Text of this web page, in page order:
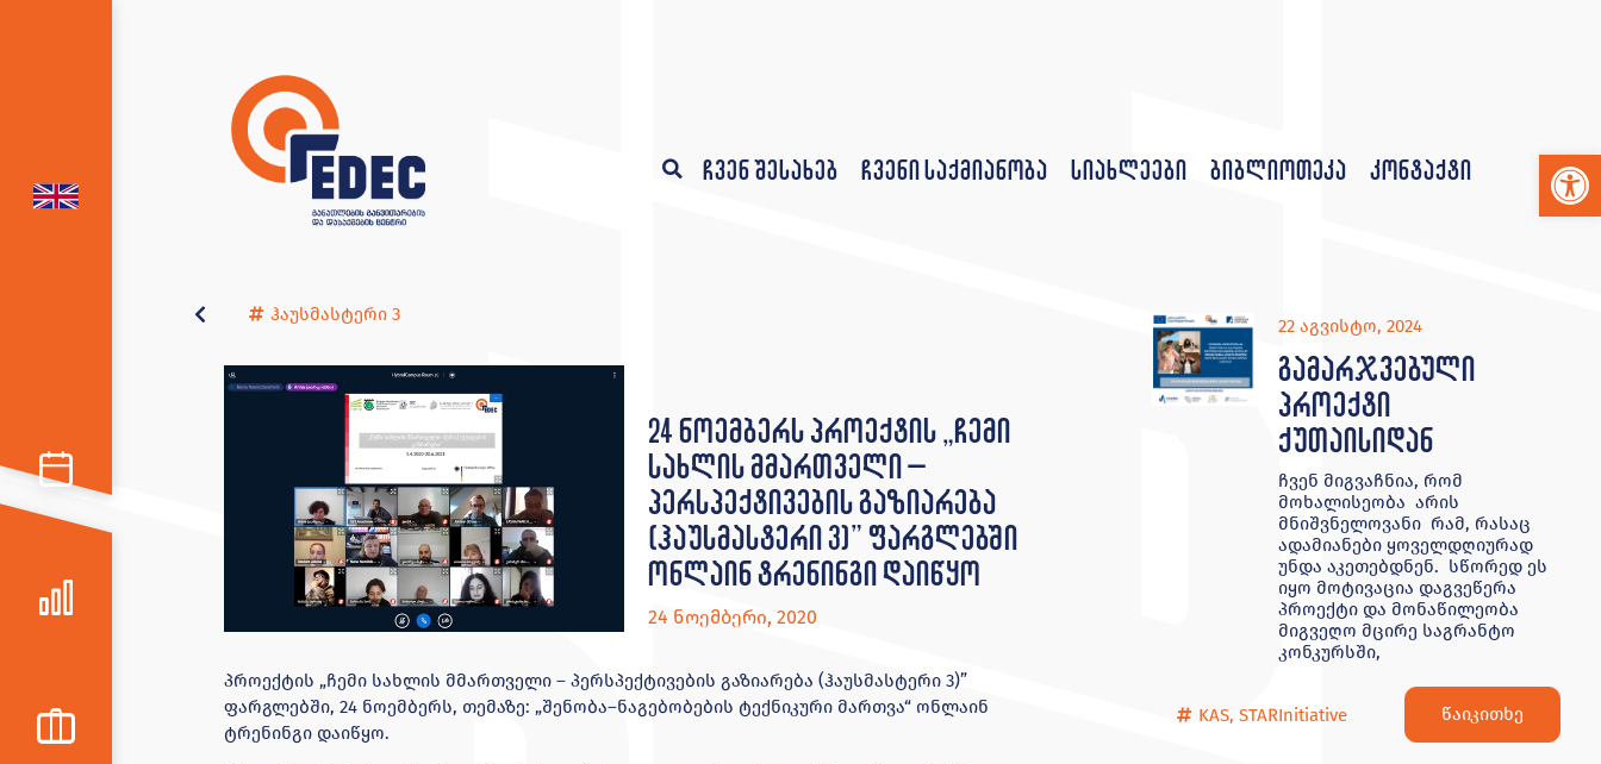
ჩვენ შესახებ ჩვენი საქმიანობა სიახლეები ბიბლიოთეკა კონტაქტი
ჰაუსმასტერი 3
24 ნოემბერს პროექტის „ჩემი
სახლის მმართველი –
პერსპექტივების გაზიარება
(ჰაუსმასტერი 3)” ფარგლებში
ონლაინ ტრენინგი დაიწყო
24 ნოემბერი, 2020
პროექტის „ჩემი სახლის მმართველი – პერსპექტივების გაზიარება (ჰაუსმასტერი 3)”
ფარგლებში, 24 ნოემბერს, თემაზე: „შენობა–ნაგებობების ტექნიკური მართვა“ ონლაინ
ტრენინგი დაიწყო.
22 აგვისტო, 2024
გამარჯვებული
პროექტი
ქუთაისიდან
ჩვენ მიგვაჩნია, რომ
მოხალისეობა არის
მნიშვნელოვანი რამ, რასაც
ადამიანები ყოველდღიურად
უნდა აკეთებდნენ. სწორედ ეს
იყო მოტივაცია დაგვეწერა
პროექტი და მონაწილეობა
მიგვეღო მცირე საგრანტო
კონკურსში,
KAS,STARInitiative წაიკითხე